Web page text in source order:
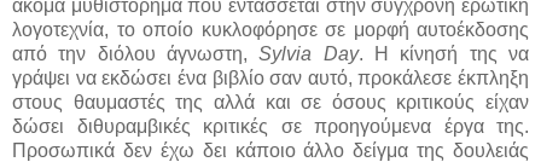
ακόμα μυθιστόρημα που εντάσσεται στην σύγχρονη ερωτική
λογοτεχνία, το οποίο κυκλοφόρησε σε μορφή αυτοέκδοσης
από την διόλου άγνωστη,Sylvia Day. Η κίνησή της να
γράψει να εκδώσει ένα βιβλίο σαν αυτό, προκάλεσε έκπληξη
στους θαυμαστές της αλλά και σε όσους κριτικούς είχαν
δώσει διθυραμβικές κριτικές σε προηγούμενα έργα της.
Προσωπικά δεν έχω δει κάποιο άλλο δείγμα της δουλειάς